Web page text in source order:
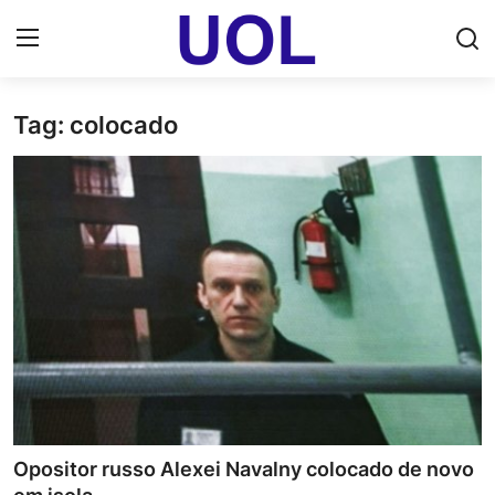
Login
UOL Email Entrar
Uol pt Bate Papo Gratis
Mundo
Dólar Cotação de Hoje
Tag: colocado
Opositor russo Alexei Navalny colocado de novo